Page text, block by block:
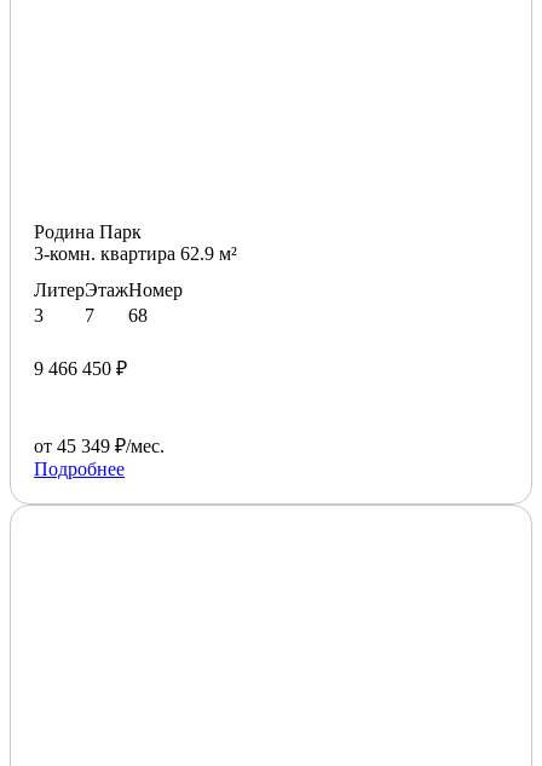
Родина Парк
3-комн. квартира 62.9 м²
Литер
3
Этаж
7
Номер
68
9 466 450 ₽
от 45 349 ₽/мес.
Подробнее